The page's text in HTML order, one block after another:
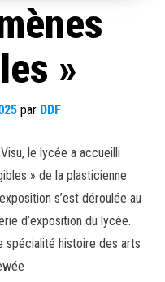
»
par DDF
le lycée a accueilli
» de la plasticienne
s’est déroulée au
d’exposition du lycée.
spécialité histoire des arts